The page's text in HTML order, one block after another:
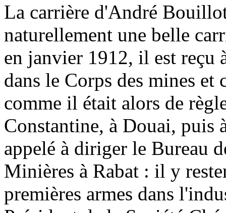
La carrière d'André
naturellement une belle
en janvier 1912, il est reçu
dans le Corps des mines et
comme il était alors de
Constantine, à Douai, puis
appelé à diriger le Bureau
Minières à Rabat : il y
premières armes dans